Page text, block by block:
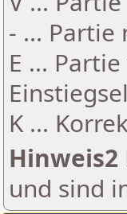
- ... Partie
E ...
K ...
Hinweis2
und sind